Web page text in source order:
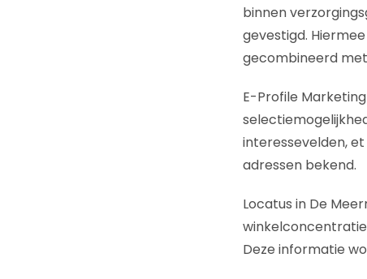
binnen
gevestigd.
gecombineerd
E-Profile
interessevelden,
adressen bekend.
Locatus in De
Deze informatie